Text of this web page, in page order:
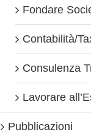
Fondare
Contabilità/
Consulenza
Lavorare
Pubblicazioni